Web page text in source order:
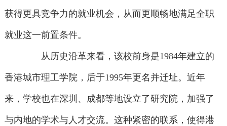
获得更具竞争力的就业机会，从而更顺畅地满足全职
就业这一前置条件。
从历史沿革来看，该校前身是1984年建立的
香港城市理工学院，后于1995年更名并迁址。近年
来，学校也在深圳、成都等地设立了研究院，加强了
与内地的学术与人才交流。这种紧密的联系，使得港